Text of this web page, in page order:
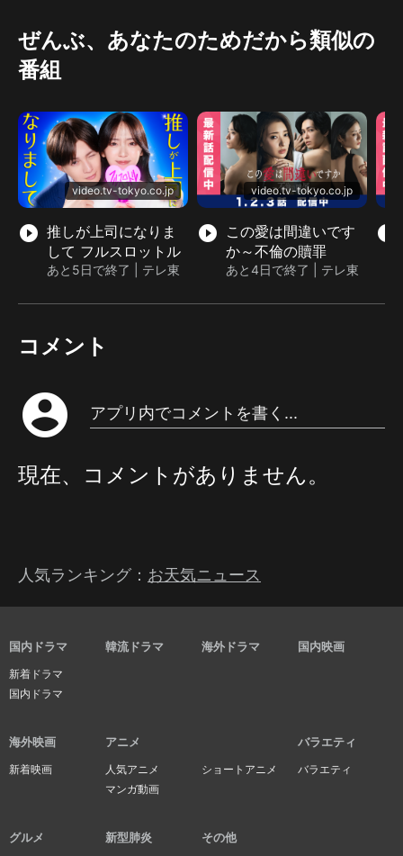
ぜんぶ、あなたのためだから類似の
番組
video.tv-tokyo.co.jp
play_circle_filled 推しが上司になりま
して フルスロットル
あと5日で終了 | テレ東
video.tv-tokyo.co.jp
play_circle_filled この愛は間違いです
か～不倫の贖罪
あと4日で終了 | テレ東
play_circle_filled
コメント
account_circle アプリ内でコメントを書く...
現在、コメントがありません。
人気ランキング： お天気ニュース
国内ドラマ
新着ドラマ
国内ドラマ
韓流ドラマ 海外ドラマ 国内映画
海外映画
新着映画
アニメ
人気アニメ
ショートアニメ
マンガ動画
バラエティ
バラエティ
グルメ 新型肺炎 その他